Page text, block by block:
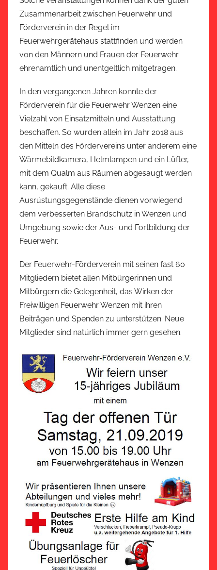
Zusammenarbeit zwischen Feuerwehr und
Förderverein in der Regel im
Feuerwehrgerätehaus stattfinden und werden
von den Männern und Frauen der Feuerwehr
ehrenamtlich und unentgeltlich mitgetragen.
In den vergangenen Jahren konnte der
Förderverein für die Feuerwehr Wenzen eine
Vielzahl von Einsatzmitteln und Ausstattung
beschaffen. So wurden allein im Jahr 2018 aus
den Mitteln des Fördervereins unter anderem eine
Wärmebildkamera, Helmlampen und ein Lüfter,
mit dem Qualm aus Räumen abgesaugt werden
kann, gekauft. Alle diese
Ausrüstungsgegenstände dienen vorwiegend
dem verbesserten Brandschutz in Wenzen und
Umgebung sowie der Aus- und Fortbildung der
Feuerwehr.
Der Feuerwehr-Förderverein mit seinen fast 60
Mitgliedern bietet allen Mitbürgerinnen und
Mitbürgern die Gelegenheit, das Wirken der
Freiwilligen Feuerwehr Wenzen mit ihren
Beiträgen und Spenden zu unterstützen. Neue
Mitglieder sind natürlich immer gern gesehen.